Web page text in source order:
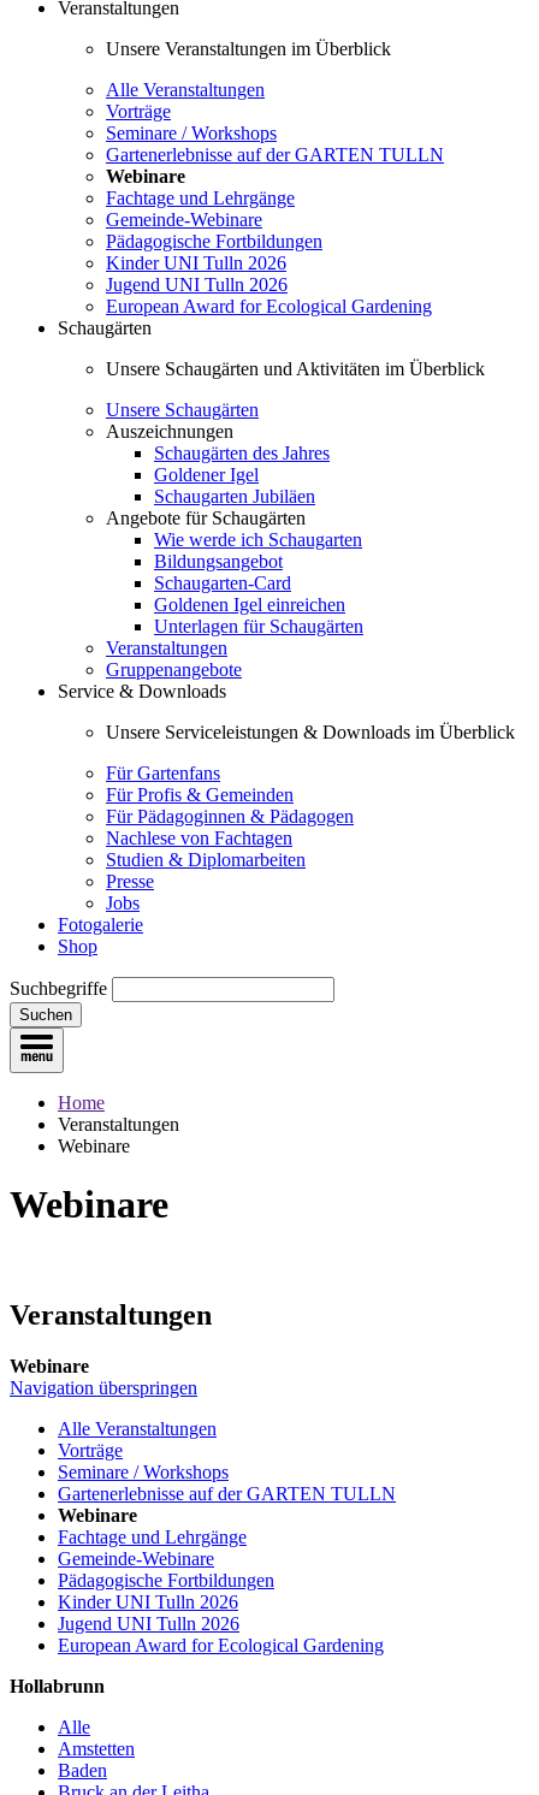
Veranstaltungen
Unsere Veranstaltungen im Überblick
Alle Veranstaltungen
Vorträge
Seminare / Workshops
Gartenerlebnisse auf der GARTEN TULLN
Webinare
Fachtage und Lehrgänge
Gemeinde-Webinare
Pädagogische Fortbildungen
Kinder UNI Tulln 2026
Jugend UNI Tulln 2026
European Award for Ecological Gardening
Schaugärten
Unsere Schaugärten und Aktivitäten im Überblick
Unsere Schaugärten
Auszeichnungen
Schaugärten des Jahres
Goldener Igel
Schaugarten Jubiläen
Angebote für Schaugärten
Wie werde ich Schaugarten
Bildungsangebot
Schaugarten-Card
Goldenen Igel einreichen
Unterlagen für Schaugärten
Veranstaltungen
Gruppenangebote
Service & Downloads
Unsere Serviceleistungen & Downloads im Überblick
Für Gartenfans
Für Profis & Gemeinden
Für Pädagoginnen & Pädagogen
Nachlese von Fachtagen
Studien & Diplomarbeiten
Presse
Jobs
Fotogalerie
Shop
Suchbegriffe
Suchen
Home
Veranstaltungen
Webinare
Webinare
Veranstaltungen
Webinare
Navigation überspringen
Alle Veranstaltungen
Vorträge
Seminare / Workshops
Gartenerlebnisse auf der GARTEN TULLN
Webinare
Fachtage und Lehrgänge
Gemeinde-Webinare
Pädagogische Fortbildungen
Kinder UNI Tulln 2026
Jugend UNI Tulln 2026
European Award for Ecological Gardening
Hollabrunn
Alle
Amstetten
Baden